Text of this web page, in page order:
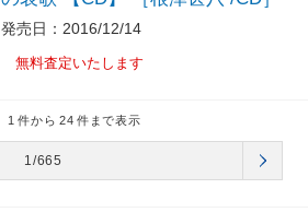
発売日：2016/12/14
無料査定いたします
1 件から 24 件まで表示
1/665